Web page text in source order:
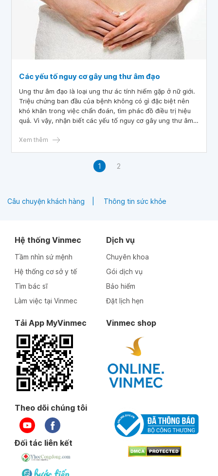
Các yếu tố nguy cơ gây ung thư âm đạo
Ung thư âm đạo là loại ung thư ác tính hiếm gặp ở nữ giới.
Triệu chứng ban đầu của bệnh không có gì đặc biệt nên
khó khăn trong việc chẩn đoán, tìm phác đồ điều trị hiệu
quả. Vì vậy, nhận biết các yếu tố nguy cơ gây ung thư âm
Xem thêm
1 2
Câu chuyện khách hàng Thông tin sức khỏe
Hệ thống Vinmec
Tầm nhìn sứ mệnh
Hệ thống cơ sở y tế
Tìm bác sĩ
Làm việc tại Vinmec
Dịch vụ
Chuyên khoa
Gói dịch vụ
Bảo hiểm
Đặt lịch hẹn
Tải App MyVinmec Vinmec shop
Theo dõi chúng tôi
Đối tác liên kết